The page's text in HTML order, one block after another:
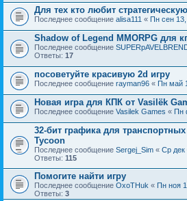
Для тех кто любит
Последнее сообщение alisa111 « Пн сен
Shadow of Legend MMORPG для
Последнее сообщение
Ответы: 17
посоветуйте красивую 2d игру
Последнее сообщение rayman96 « Пн май
Новая игра для КПК от Vasilёk
Последнее сообщение Vasilek Games « Пн
32-бит графика для
Tycoon
Последнее сообщение Sergej_Sim « Ср дек
Ответы: 115
Помогите найти игру
Последнее сообщение OxoTHuk « Пн ноя
Ответы: 3